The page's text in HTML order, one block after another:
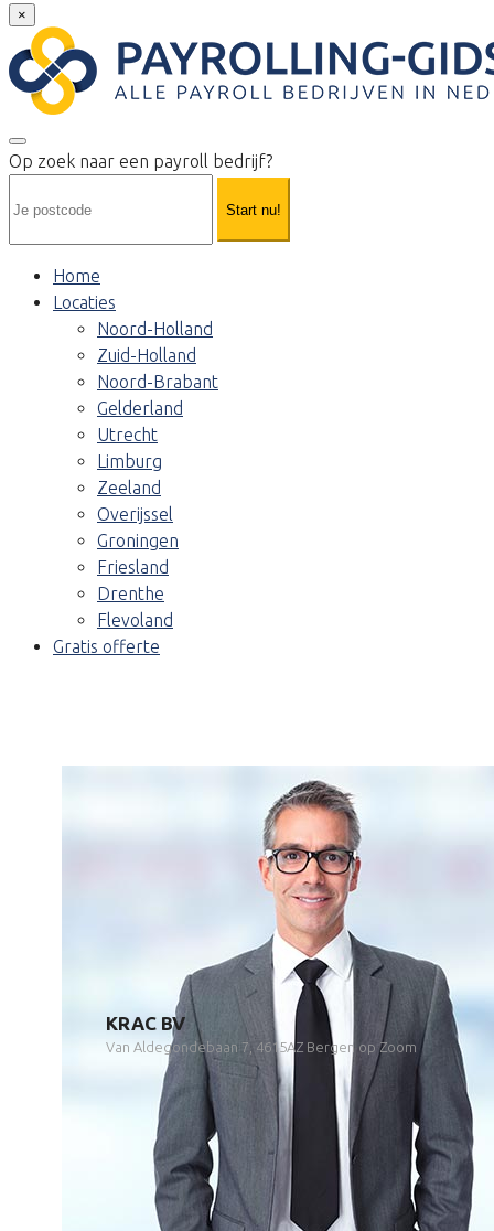
×
Op zoek naar een payroll bedrijf?
Start nu!
Home
Locaties
Noord-Holland
Zuid-Holland
Noord-Brabant
Gelderland
Utrecht
Limburg
Zeeland
Overijssel
Groningen
Friesland
Drenthe
Flevoland
Gratis offerte
KRAC BV
Van Aldegondebaan 7, 4615AZ Bergen op Zoom